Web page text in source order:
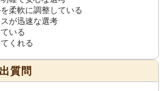
柔軟に調整している
が迅速な選考
いる
くれる
質問